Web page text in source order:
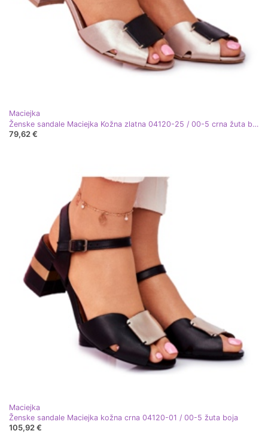
Maciejka
Ženske sandale Maciejka Kožna zlatna 04120-25 / 00-5 crna žuta boja
79,62 €
Maciejka
Ženske sandale Maciejka kožna crna 04120-01 / 00-5 žuta boja
105,92 €